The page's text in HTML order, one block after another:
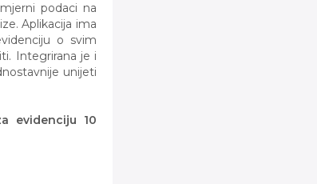
podaci na
Aplikacija ima
o svim
Integrirana je i
unijeti
evidenciju 10